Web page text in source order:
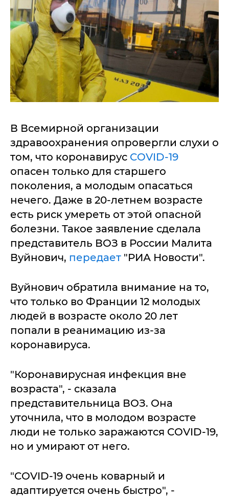
В Всемирной организации
здравоохранения опровергли слухи о
том, что коронавирус COVID-19
опасен только для старшего
поколения, а молодым опасаться
нечего. Даже в 20-летнем возрасте
есть риск умереть от этой опасной
болезни. Такое заявление сделала
представитель ВОЗ в России Малита
Вуйнович, передает "РИА Новости".
Вуйнович обратила внимание на то,
что только во Франции 12 молодых
людей в возрасте около 20 лет
попали в реанимацию из-за
коронавируса.
"Коронавирусная инфекция вне
возраста", - сказала
представительница ВОЗ. Она
уточнила, что в молодом возрасте
люди не только заражаются COVID-19,
но и умирают от него.
"COVID-19 очень коварный и
адаптируется очень быстро", -